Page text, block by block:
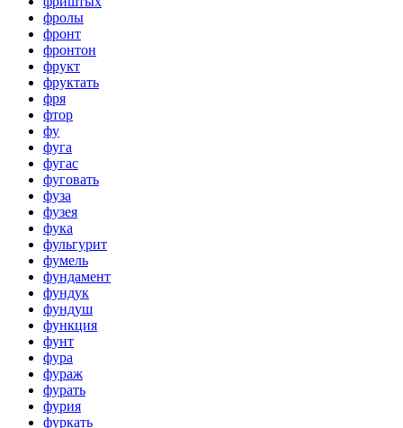
фролы
фронт
фронтон
фрукт
фруктать
фря
фтор
фу
фуга
фугас
фуговать
фуза
фузея
фука
фульгурит
фумель
фундамент
фундук
фундуш
функция
фунт
фура
фураж
фурать
фурия
фуркать